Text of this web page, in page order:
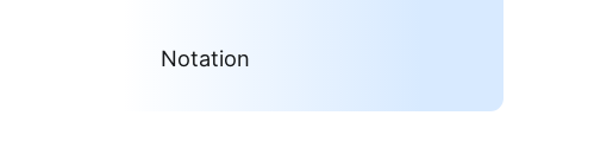
Notation